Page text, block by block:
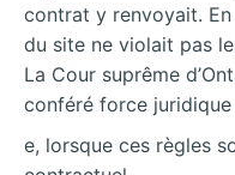
contrat y renvoyait.
du site ne violait pas
La Cour suprême
conféré force
e, lorsque ces règles